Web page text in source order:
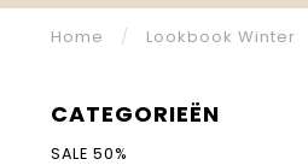
Home / Lookbook Winter
CATEGORIEËN
SALE 50%